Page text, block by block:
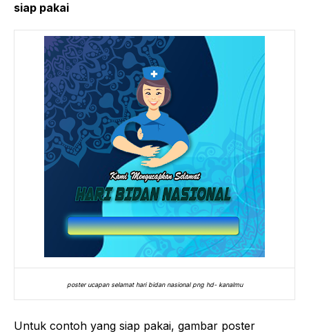
siap pakai
poster ucapan selamat hari bidan nasional png hd- kanalmu
Untuk contoh yang siap pakai, gambar poster